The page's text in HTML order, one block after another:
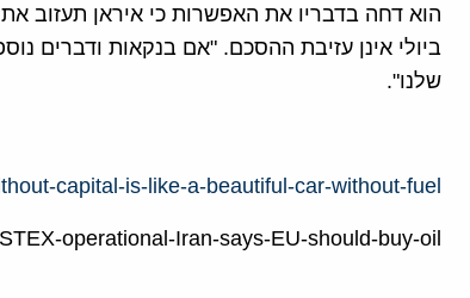
ביולי אינן עזיבת ההסכם. "אם בנקאות ודברים
שלנו".
capital-is-like-a-beautiful-car-without-fuel
operational-Iran-says-EU-should-buy-oil